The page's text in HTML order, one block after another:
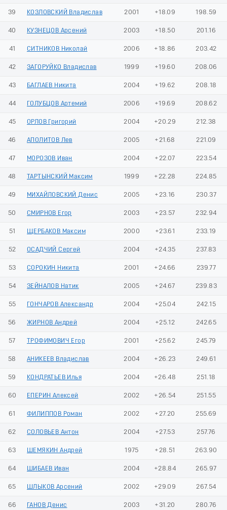
39 КОЗЛОВСКИЙ Владислав 2001 +18.09 198.59
40 КУЗНЕЦОВ Арсений 2003 +18.50 201.16
41 СИТНИКОВ Николай 2006 +18.86 203.42
42 ЗАГОРУЙКО Владислав 1999 +19.60 208.06
43 БАГЛАЕВ Никита 2004 +19.62 208.18
44 ГОЛУБЦОВ Артемий 2006 +19.69 208.62
45 ОРЛОВ Григорий 2004 +20.29 212.38
46 АПОЛИТОВ Лев 2005 +21.68 221.09
47 МОРОЗОВ Иван 2004 +22.07 223.54
48 ТАРТЫНСКИЙ Максим 1999 +22.28 224.85
49 МИХАЙЛОВСКИЙ Денис 2005 +23.16 230.37
50 СМИРНОВ Егор 2003 +23.57 232.94
51 ЩЕРБАКОВ Максим 2000 +23.61 233.19
52 ОСАДЧИЙ Сергей 2004 +24.35 237.83
53 СОРОКИН Никита 2001 +24.66 239.77
54 ЗЕЙНАЛОВ Натик 2005 +24.67 239.83
55 ГОНЧАРОВ Александр 2004 +25.04 242.15
56 ЖИРНОВ Андрей 2004 +25.12 242.65
57 ТРОФИМОВИЧ Егор 2001 +25.62 245.79
58 АНИКЕЕВ Владислав 2004 +26.23 249.61
59 КОНДРАТЬЕВ Илья 2004 +26.48 251.18
60 ЕПЕРИН Алексей 2002 +26.54 251.55
61 ФИЛИППОВ Роман 2002 +27.20 255.69
62 СОЛОВЬЕВ Антон 2004 +27.53 257.76
63 ШЕМЯКИН Андрей 1975 +28.51 263.90
64 ШИБАЕВ Иван 2004 +28.84 265.97
65 ШЛЫКОВ Арсений 2002 +29.09 267.54
66 ГАНОВ Денис 2003 +31.20 280.76